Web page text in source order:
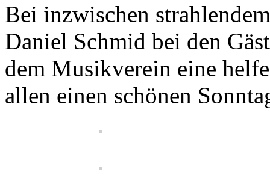
Bei inzwischen
Daniel Schmid bei den
dem Musikverein eine
allen einen schönen